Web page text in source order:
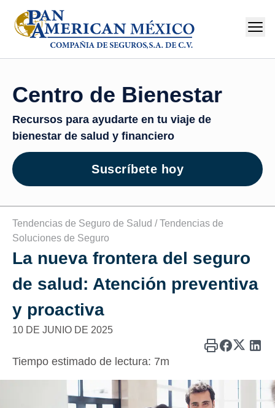
Centro de Bienestar
Recursos para ayudarte en tu viaje de
bienestar de salud y financiero
Suscríbete hoy
Tendencias de Seguro de Salud /Tendencias de
Soluciones de Seguro
La nueva frontera del seguro
de salud: Atención preventiva
y proactiva
10 DE JUNIO DE 2025
Tiempo estimado de lectura: 7m